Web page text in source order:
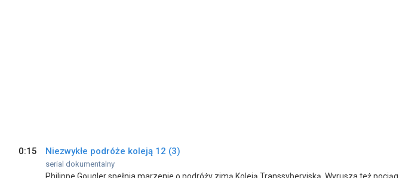
0:15 Niezwykłe podróże koleją 12 (3)
serial dokumentalny